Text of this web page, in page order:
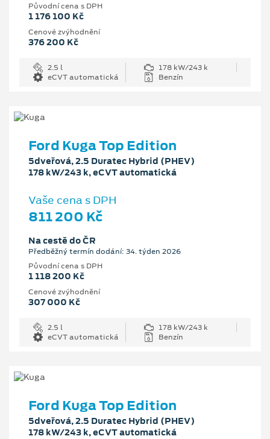
Původní cena s DPH
1 176 100 Kč
Cenové zvýhodnění
376 200 Kč
2.5 l
178 kW/243 k
eCVT automatická
Benzín
Ford Kuga Top Edition
5dveřová, 2.5 Duratec Hybrid (PHEV)
178 kW/243 k, eCVT automatická
Vaše cena s DPH
811 200 Kč
Na cestě do ČR
Předběžný termín dodání: 34. týden 2026
Původní cena s DPH
1 118 200 Kč
Cenové zvýhodnění
307 000 Kč
2.5 l
178 kW/243 k
eCVT automatická
Benzín
Ford Kuga Top Edition
5dveřová, 2.5 Duratec Hybrid (PHEV)
178 kW/243 k, eCVT automatická